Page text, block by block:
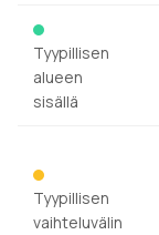
Tyypillisen
alueen
sisällä
Tyypillisen
vaihteluvälin